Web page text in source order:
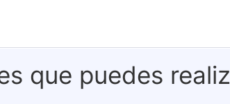
que puedes